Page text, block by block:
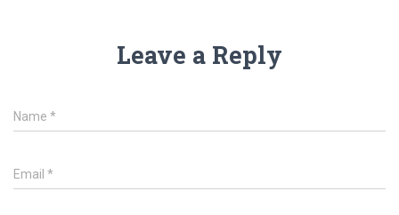
Leave a Reply
Name *
Email *